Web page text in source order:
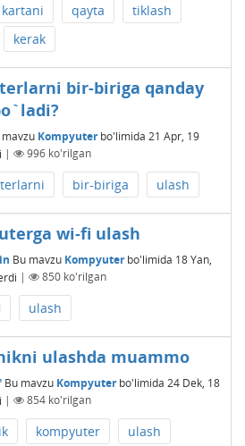
kartani qayta
tiklash
kerak
bir-biriga qanday
mavzu Kompyuterbo'limida 21 Apr, 19
| 996ko'rilgan
bir-biriga ulash
wi-fi ulash
Bu mavzu Kompyuterbo'limida 18 Yan,
| 850ko'rilgan
ulash
ulashda muammo
Bu mavzu Kompyuterbo'limida 24 Dek, 18
| 854ko'rilgan
kompyuter ulash